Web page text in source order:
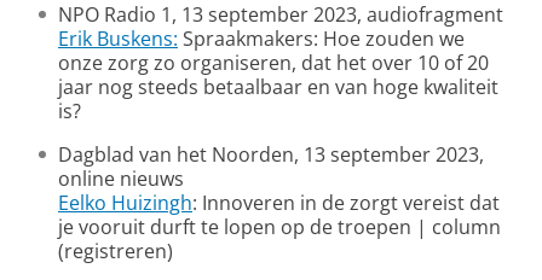
NPO Radio 1, 13 september 2023, audiofragment
Erik Buskens: Spraakmakers: Hoe zouden we
onze zorg zo organiseren, dat het over 10 of 20
jaar nog steeds betaalbaar en van hoge kwaliteit
is?
Dagblad van het Noorden, 13 september 2023,
online nieuws
Eelko Huizingh: Innoveren in de zorgt vereist dat
je vooruit durft te lopen op de troepen | column
(registreren)